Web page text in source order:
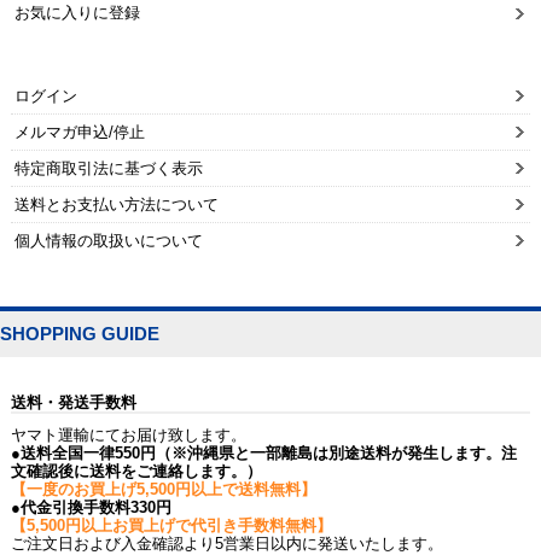
お気に入りに登録
ログイン
メルマガ申込/停止
特定商取引法に基づく表示
送料とお支払い方法について
個人情報の取扱いについて
SHOPPING GUIDE
送料・発送手数料
ヤマト運輸にてお届け致します。
●送料全国一律550円（※沖縄県と一部離島は別途送料が発生します。注
文確認後に送料をご連絡します。）
【一度のお買上げ5,500円以上で送料無料】
●代金引換手数料330円
【5,500円以上お買上げで代引き手数料無料】
ご注文日および入金確認より5営業日以内に発送いたします。